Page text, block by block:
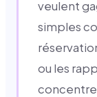
veulent
simples
ou les